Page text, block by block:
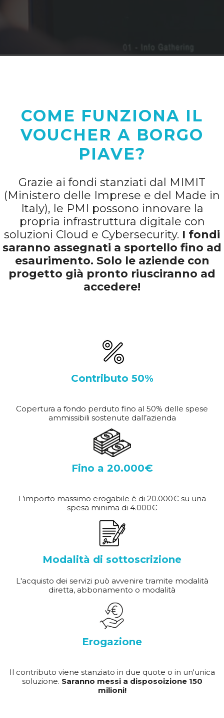
COME FUNZIONA IL
VOUCHER A BORGO
PIAVE?
Grazie ai fondi stanziati dal MIMIT
(Ministero delle Imprese e del Made in
Italy), le PMI possono innovare la
propria infrastruttura digitale con
soluzioni Cloud e Cybersecurity. I fondi
saranno assegnati a sportello fino ad
esaurimento. Solo le aziende con
progetto già pronto riusciranno ad
accedere!
Contributo 50%
Copertura a fondo perduto fino al 50% delle spese
ammissibili sostenute dall’azienda
Fino a 20.000€
L’importo massimo erogabile è di 20.000€ su una
spesa minima di 4.000€
Modalità di sottoscrizione
L'acquisto dei servizi può avvenire tramite modalità
diretta, abbonamento o modalità
Erogazione
Il contributo viene stanziato in due quote o in un'unica
soluzione. Saranno messi a disposoizione 150
milioni!